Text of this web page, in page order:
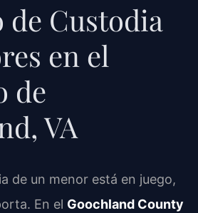
de Custodia
en el
de
VA
de un menor está en juego,
En el Goochland County